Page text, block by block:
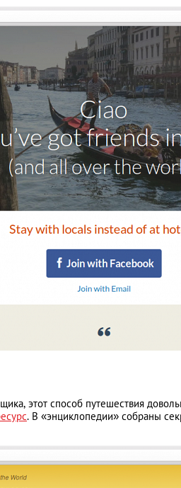
этот способ путешествия
. В «энциклопедии» собраны